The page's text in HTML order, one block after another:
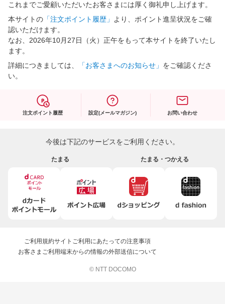
これまでご愛顧いただいたお客さまには厚く御礼申し上げます。
本サイトの 「注文ポイント履歴」
より、ポイント進呈状況をご確
認いただけます。
なお、2026年10月27日（火）正午をもって本サイトを終了いたし
ます。
詳細につきましては、
「お客さまへのお知らせ」 をご確認くださ
い。
注文ポイント履歴 設定(メールマガジン) お問い合わせ
今後は下記のサービスをご利用ください。
たまる たまる・つかえる
ご利用規約サイトご利用にあたっての注意事項
お客さまご利用端末からの情報の外部送信について
© NTT DOCOMO